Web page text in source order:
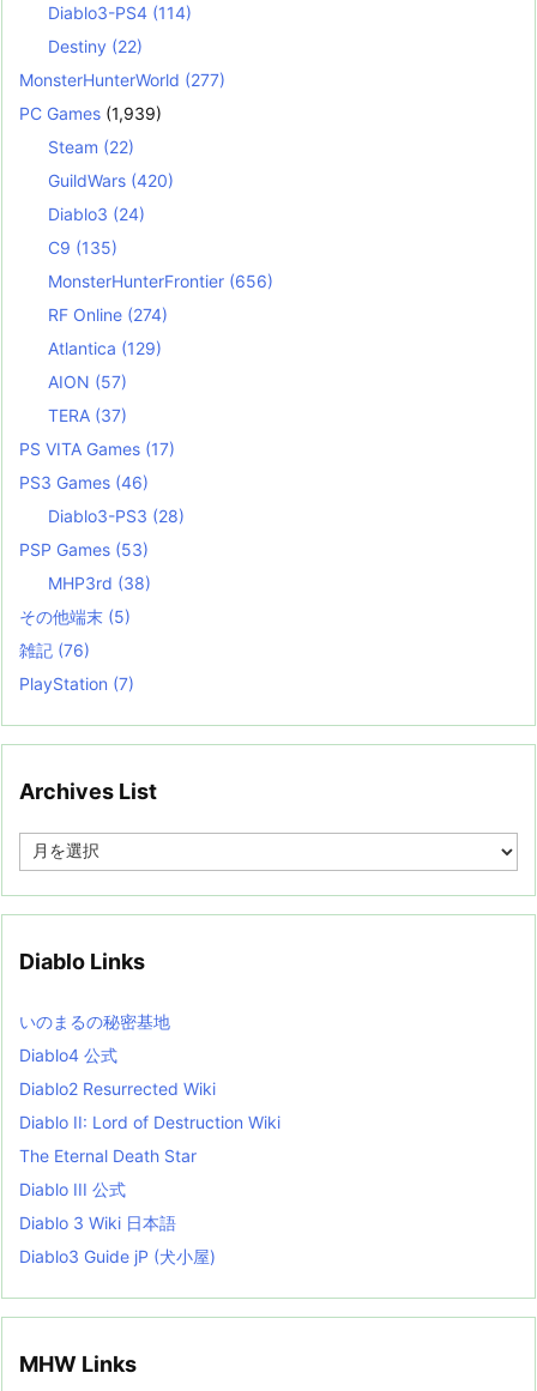
Diablo3-PS4 (114)
Destiny (22)
MonsterHunterWorld (277)
PC Games (1,939)
Steam (22)
GuildWars (420)
Diablo3 (24)
C9 (135)
MonsterHunterFrontier (656)
RF Online (274)
Atlantica (129)
AION (57)
TERA (37)
PS VITA Games (17)
PS3 Games (46)
Diablo3-PS3 (28)
PSP Games (53)
MHP3rd (38)
その他端末 (5)
雑記 (76)
PlayStation (7)
Archives List
e
i
s
t
Diablo Links
いのまるの秘密基地
Diablo4 公式
Diablo2 Resurrected Wiki
Diablo II: Lord of Destruction Wiki
The Eternal Death Star
Diablo III 公式
Diablo 3 Wiki 日本語
Diablo3 Guide jP (犬小屋)
MHW Links